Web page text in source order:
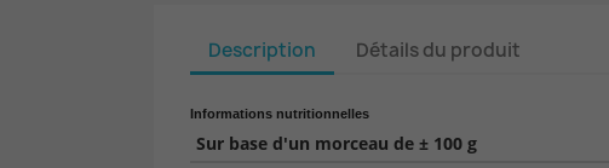
Description Détails du produit
Informations nutritionnelles
Sur base d'un morceau de ± 100 g